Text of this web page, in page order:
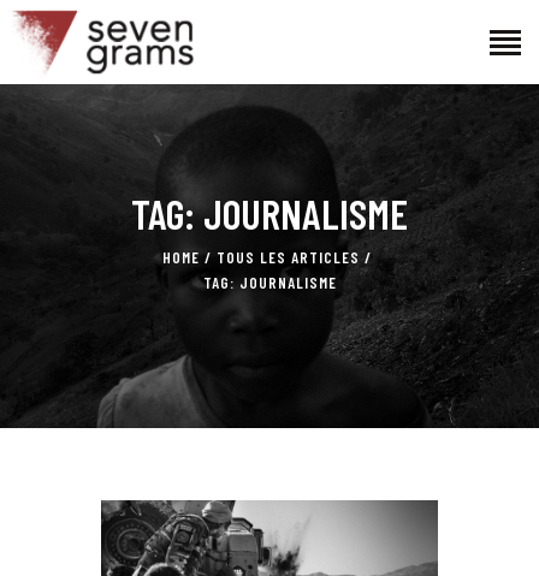
TAG: JOURNALISME
HOME
TOUS LES ARTICLES
TAG: JOURNALISME
LE PROJET
ACTUALITÉS